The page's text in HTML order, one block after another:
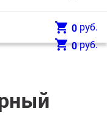
shopping_cart 0 руб.
shopping_cart0руб.